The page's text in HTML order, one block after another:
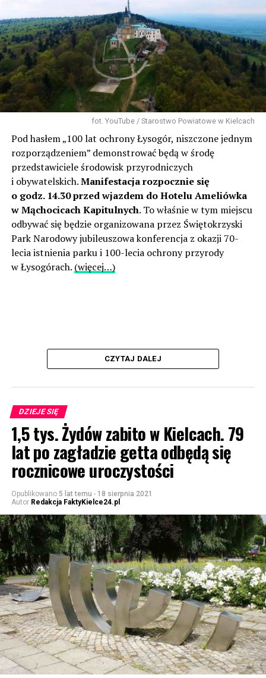
fot. YouTube / Starostwo Powiatowe w Kielcach
Pod hasłem „100 lat ochrony Łysogór, niszczone jednym
rozporządzeniem” demonstrować będą w środę
przedstawiciele środowisk przyrodniczych
i obywatelskich.Manifestacja rozpocznie się
o godz. 14.30 przed wjazdem do Hotelu Ameliówka
w Mąchocicach Kapitulnych. To właśnie w tym miejscu
odbywać się będzie organizowana przez Świętokrzyski
Park Narodowy jubileuszowa konferencja z okazji 70-
lecia istnienia parku i 100-lecia ochrony przyrody
w Łysogórach. (więcej…)
CZYTAJ DALEJ
DZIEJE SIĘ
1,5 tys. Żydów zabito w Kielcach. 79
lat po zagładzie getta odbędą się
rocznicowe uroczystości
Opublikowano 5 lat temu - 18 sierpnia 2021
Autor Redakcja FaktyKielce24.pl